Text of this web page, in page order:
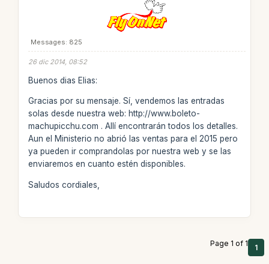
Messages: 825
26 dic 2014, 08:52
Buenos dias Elias:
Gracias por su mensaje. Sí, vendemos las entradas
solas desde nuestra web: http://www.boleto-
machupicchu.com . Allí encontrarán todos los detalles.
Aun el Ministerio no abrió las ventas para el 2015 pero
ya pueden ir comprandolas por nuestra web y se las
enviaremos en cuanto estén disponibles.
Saludos cordiales,
Page 1 of 1 1